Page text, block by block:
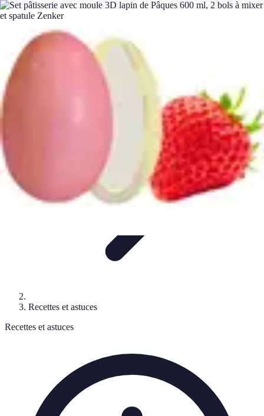
Chocolats de Pâques
TendancesSaveurs et Variétés
PersonnalisationChocolats Bio
Chocolats de Pâques
Recettes et astuces
Recettes et astuces